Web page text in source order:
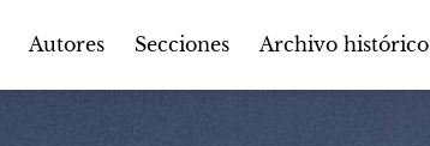
Autores Secciones Archivo histórico